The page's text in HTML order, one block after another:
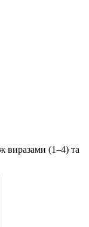
виразами (1–4) та